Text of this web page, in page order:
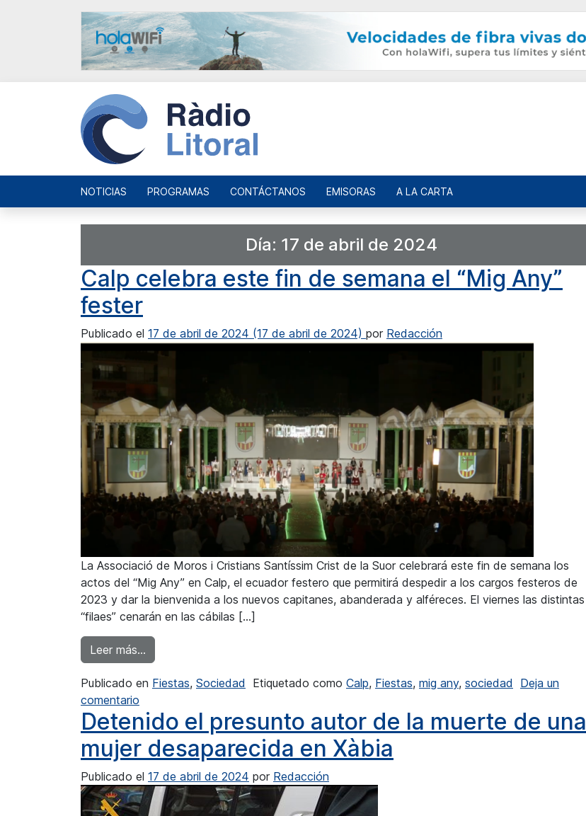
NOTICIAS PROGRAMAS CONTÁCTANOS EMISORAS A LA CARTA
Día: 17 de abril de 2024
Calp celebra este fin de semana el “Mig Any”
fester
Publicado el 17 de abril de 2024 (17 de abril de 2024) por Redacción
La Associació de Moros i Cristians Santíssim Crist de la Suor celebrará este fin de semana los
actos del “Mig Any” en Calp, el ecuador festero que permitirá despedir a los cargos festeros de
2023 y dar la bienvenida a los nuevos capitanes, abanderada y alféreces. El viernes las distintas
“filaes” cenarán en las cábilas […]
Leer más…
Publicado en Fiestas, Sociedad Etiquetado como Calp, Fiestas, mig any, sociedad
Deja un
comentario
Detenido el presunto autor de la muerte de una
mujer desaparecida en Xàbia
Publicado el 17 de abril de 2024 por Redacción